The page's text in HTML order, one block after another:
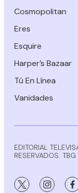
Cosmopolitan
Eres
Esquire
Harper’s Bazaar
Tú En Línea
Vanidades
EDITORIAL
RESERVADOS.
twitter instagram